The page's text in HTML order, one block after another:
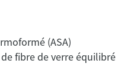
(ASA)
fibre de verre équilibré